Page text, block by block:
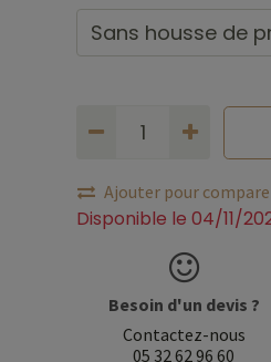
Ajouter pour
Disponible le 04/11/
Besoin d'un devis ?
Contactez-nous
05 32 62 96 60